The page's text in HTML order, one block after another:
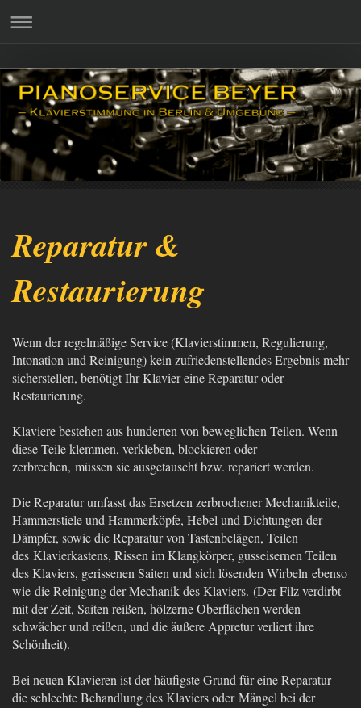
Reparatur &
Restaurierung
Wenn der regelmäßige Service (Klavierstimmen, Regulierung,
Intonation und Reinigung) kein zufriedenstellendes Ergebnis mehr
sicherstellen, benötigt Ihr Klavier eine Reparatur oder
Restaurierung.
Klaviere bestehen aus hunderten von beweglichen Teilen. Wenn
diese Teile klemmen, verkleben, blockieren oder
zerbrechen, müssen sie ausgetauscht bzw. repariert werden.
Die Reparatur umfasst das Ersetzen zerbrochener Mechanikteile,
Hammerstiele und Hammerköpfe, Hebel und Dichtungen der
Dämpfer, sowie die Reparatur von Tastenbelägen, Teilen
des Klavierkastens, Rissen im Klangkörper, gusseisernen Teilen
des Klaviers, gerissenen Saiten und sich lösenden Wirbeln ebenso
wie die Reinigung der Mechanik des Klaviers. (Der Filz verdirbt
mit der Zeit, Saiten reißen, hölzerne Oberflächen werden
schwächer und reißen, und die äußere Appretur verliert ihre
Schönheit).
Bei neuen Klavieren ist der häufigste Grund für eine Reparatur
die schlechte Behandlung des Klaviers oder Mängel bei der